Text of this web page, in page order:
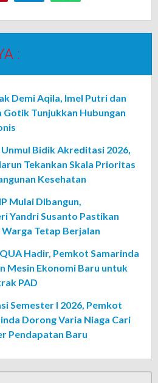
:
Demi Aqila, Imel Putri dan
Gotik Tunjukkan Hubungan
Unmul Bidik Akreditasi 2026,
Tekankan Skala Prioritas
Kesehatan
Mulai Dibangun,
Yandri Susanto Pastikan
Warga Tetap Berjalan
Hadir, Pemkot Samarinda
Mesin Ekonomi Baru untuk
PAD
Semester I 2026, Pemkot
Dorong Varia Niaga Cari
Pendapatan Baru